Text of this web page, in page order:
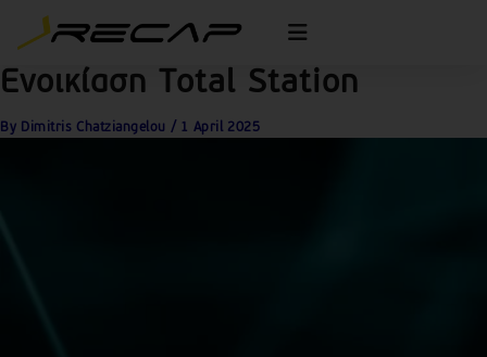
Ενοικίαση Total Station
By Dimitris Chatziangelou / 1 April 2025